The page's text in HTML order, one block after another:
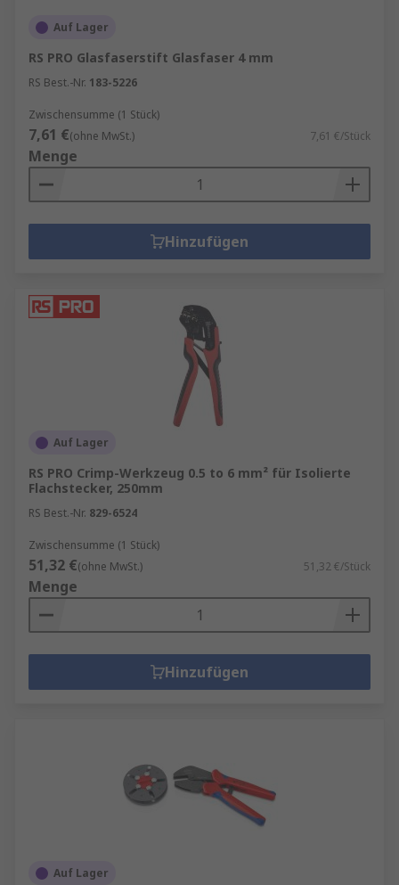
Auf Lager
RS PRO Glasfaserstift Glasfaser 4 mm
RS Best.-Nr. 183-5226
Zwischensumme (1 Stück)
7,61 €(ohne MwSt.) 7,61 €/Stück
Menge
Hinzufügen
Auf Lager
RS PRO Crimp-Werkzeug 0.5 to 6 mm² für Isolierte
Flachstecker, 250mm
RS Best.-Nr. 829-6524
Zwischensumme (1 Stück)
51,32 €(ohne MwSt.) 51,32 €/Stück
Menge
Hinzufügen
Auf Lager